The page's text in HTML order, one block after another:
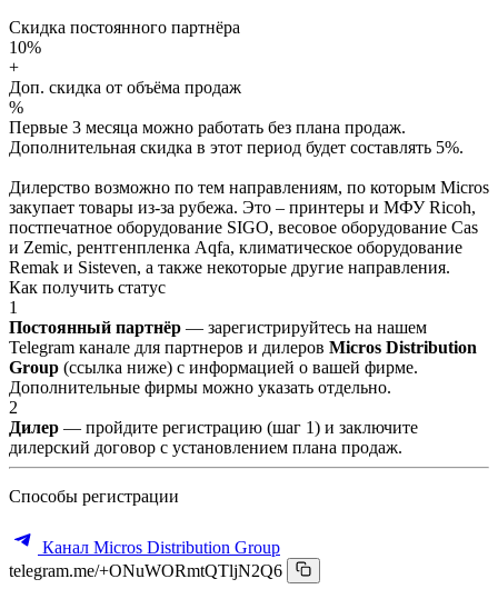
Скидка постоянного партнёра
10%
+
Доп. скидка от объёма продаж
%
Первые 3 месяца можно работать без плана продаж.
Дополнительная скидка в этот период будет составлять 5%.
Дилерство возможно по тем направлениям, по которым Micros
закупает товары из-за рубежа. Это – принтеры и МФУ Ricoh,
постпечатное оборудование SIGO, весовое оборудование Cas
и Zemic, рентгенпленка Aqfa, климатическое оборудование
Remak и Sisteven, а также некоторые другие направления.
Как получить статус
1
Постоянный партнёр — зарегистрируйтесь на нашем
Telegram канале для партнеров и дилеров Micros Distribution
Group (ссылка ниже) с информацией о вашей фирме.
Дополнительные фирмы можно указать отдельно.
2
Дилер — пройдите регистрацию (шаг 1) и заключите
дилерский договор с установлением плана продаж.
Способы регистрации
Канал Micros Distribution Group
telegram.me/+ONuWORmtQTljN2Q6